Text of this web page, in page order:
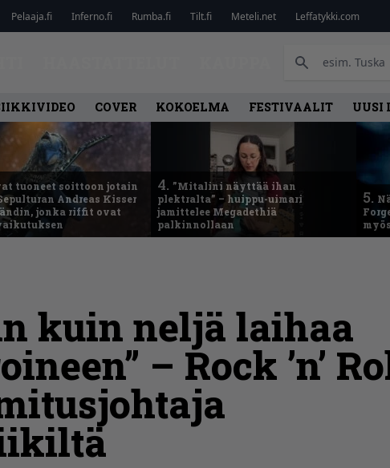
Pelaaja.fi Inferno.fi Rumba.fi Tilt.fi Meteli.net Leffatykki.com
COVER KOKOELMA FESTIVAALIT UUSI
tuoneet soittoon jotain
Andreas Kisser
jonka riffit ovat
4. ”Mitalini näyttää ihan
plektralta” – huippu-uimari
jamittelee Megadethiä
palkinnollaan
5.
kuin neljä laihaa
– Rock ’n’